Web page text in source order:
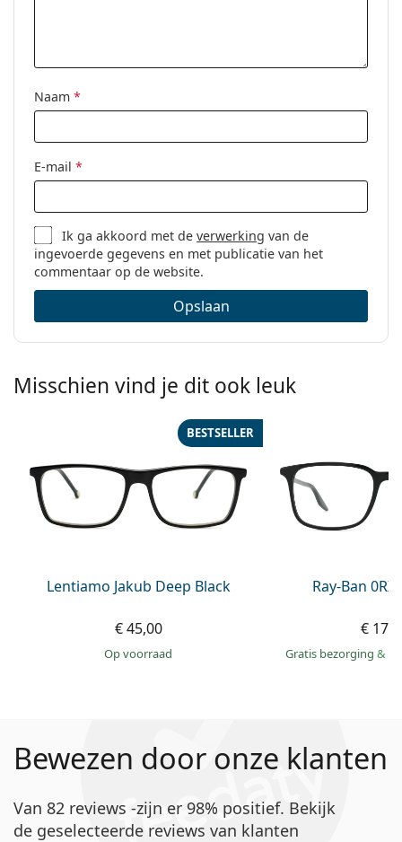
Naam *
E-mail *
Ik ga akkoord met deverwerking van de
ingevoerde gegevens en met publicatie van het
commentaar op de website.
Opslaan
Misschien vind je dit ook leuk
Lentiamo Jakub Deep Black
BESTSELLER
€ 45,00
op voorraad
Ray-Ban
€
Gratis bezorging &
Bewezen door onze klanten
Van 82 reviews -zijn er 98% positief. Bekijk
de geselecteerde reviews van klanten